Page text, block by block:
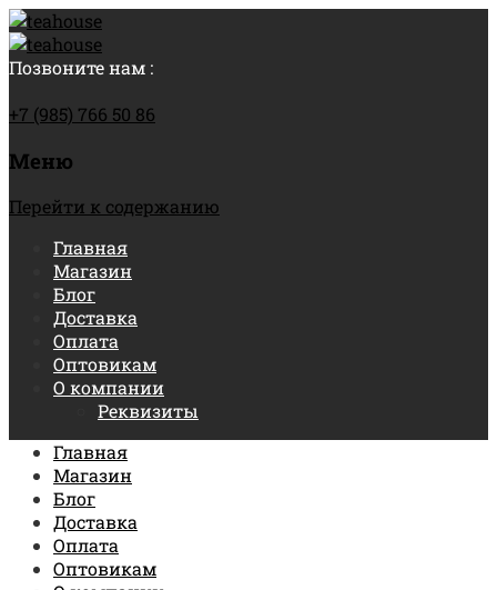
Позвоните нам :
+7 (985) 766 50 86
Меню
Перейти к содержанию
Главная
Магазин
Блог
Доставка
Оплата
Оптовикам
О компании
Реквизиты
Главная
Магазин
Блог
Доставка
Оплата
Оптовикам